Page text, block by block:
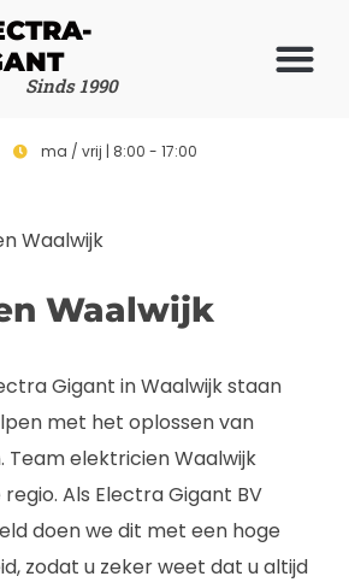
Sinds 1990
ma / vrij | 8:00 - 17:00
Waalwijk
Waalwijk
Gigant in Waalwijk staan
met het oplossen van
elektricien Waalwijk
Als Electra Gigant BV
doen we dit met een hoge
zodat u zeker weet dat u altijd